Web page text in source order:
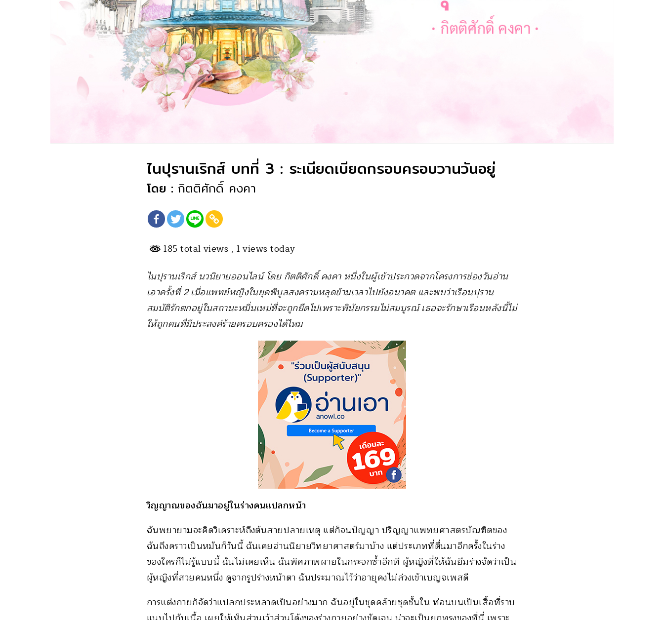
ไนปุรานเริกส์ บทที่ 3 : ระเนียดเบียดกรอบครอบวานวันอยู่
โดย : กิตติศักดิ์ คงคา
185 total views , 1 views today
ไนปุรานเริกส์ นวนิยายออนไลน์ โดย กิตติศักดิ์ คงคา หนึ่งในผู้เข้าประกวดจากโครงการช่องวันอ่าน
เอาครั้งที่ 2 เมื่อแพทย์หญิงในยุคพิบูลสงครามหลุดข้ามเวลาไปยังอนาคต และพบว่าเรือนปุราน
สมบัติรักตกอยู่ในสถานะหมิ่นเหม่ที่จะถูกยึดไปเพราะพินัยกรรมไม่สมบูรณ์ เธอจะรักษาเรือนหลังนี้ไม่
ให้ถูกคนที่มีประสงค์ร้ายครอบครองได้ไหม
วิญญาณของฉันมาอยู่ในร่างคนแปลกหน้า
ฉันพยายามจะคิดวิเคราะห์ถึงต้นสายปลายเหตุ แต่ก็จนปัญญา ปริญญาแพทยศาสตรบัณฑิตของ
ฉันถึงคราวเป็นหมันก็วันนี้ ฉันเคยอ่านนิยายวิทยาศาสตร์มาบ้าง แต่ประเภทที่ตื่นมาอีกครั้งในร่าง
ของใครก็ไม่รู้แบบนี้ ฉันไม่เคยเห็น ฉันพิศภาพผายในกระจกซ้ำอีกที ผู้หญิงที่ให้ฉันยืมร่างจัดว่าเป็น
ผู้หญิงที่สวยคนหนึ่ง ดูจากรูปร่างหน้าตา ฉันประมาณไว้ว่าอายุคงไม่ล่วงเข้าเบญจเพสดี
การแต่งกายก็จัดว่าแปลกประหลาดเป็นอย่างมาก ฉันอยู่ในชุดคล้ายชุดชั้นใน ท่อนบนเป็นเสื้อที่ราบ